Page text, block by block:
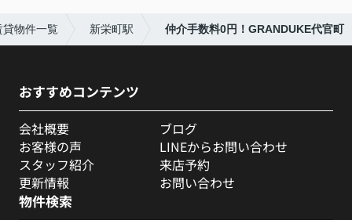
貸物件一覧 新栄町駅 仲介手数料0円！GRANDUKE代官町
おすすめコンテンツ
会社概要
お客様の声
スタッフ紹介
更新情報
ブログ
LINEからお問い合わせ
来店予約
お問い合わせ
物件検索